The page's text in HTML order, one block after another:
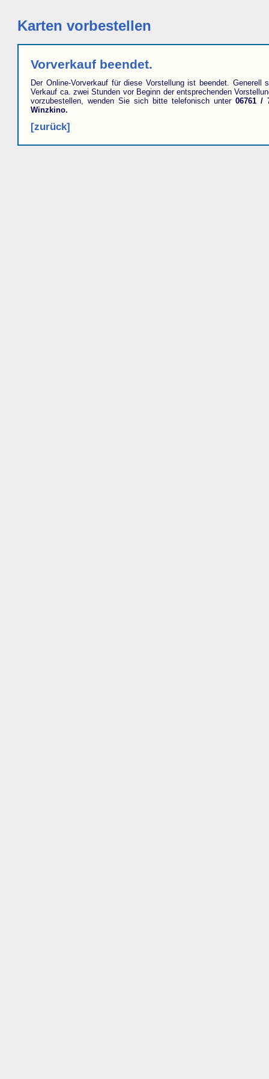
Karten vorbestellen
Vorverkauf beendet.
Der Online-Vorverkauf für diese Vorstellung ist beendet. Generell
Verkauf ca. zwei Stunden vor Beginn der entsprechenden
vorzubestellen, wenden Sie sich bitte telefonisch unter06761 /
Winzkino.
[zurück]